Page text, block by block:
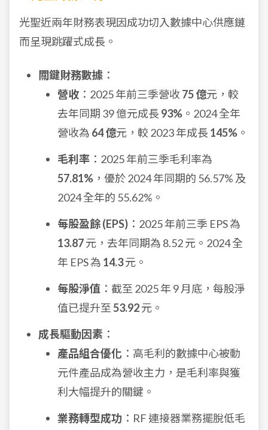
光聖近兩年財務表現因成功切入數據中心供應鏈
而呈現跳躍式成長。
關鍵財務數據 ：
營收 ：2025 年前三季營收75 億元，較
去年同期 39 億元成長 93% 。2024 全年
營收為 64 億元，較 2023 年成長 145% 。
毛利率 ：2025 年前三季毛利率為
57.81% ，優於 2024 年同期的 56.57% 及
2024 全年的 55.62%。
每股盈餘 (EPS) ：2025 年前三季 EPS 為
13.87元，去年同期為 8.52 元。2024 全
年 EPS 為 14.3元。
每股淨值 ：截至 2025 年 9 月底，每股淨
值已提升至 53.92元。
成長驅動因素 ：
產品組合優化 ：高毛利的數據中心被動
元件產品成為營收主力，是毛利率與獲
利大幅提升的關鍵。
業務轉型成功 ：RF 連接器業務擺脫低毛